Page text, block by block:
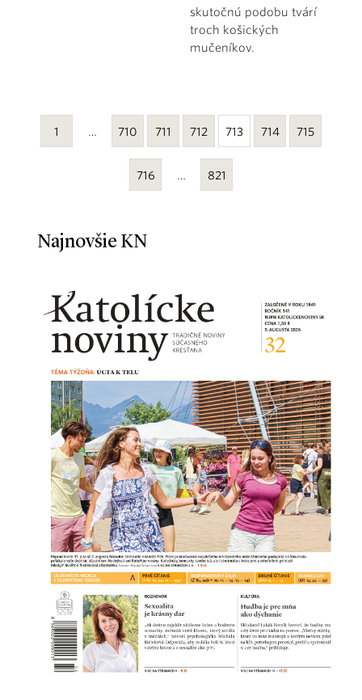
skutočnú podobu tvárí
troch košických
mučeníkov.
1 … 710 711 712 713 714 715
716 … 821
Najnovšie KN